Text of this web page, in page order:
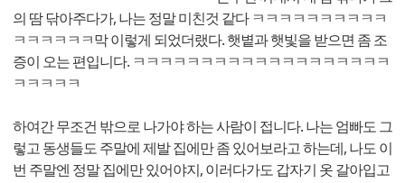
의 땀 닦아주다가, 나는 정말 미친것 같다 ㅋㅋㅋㅋㅋㅋㅋㅋㅋㅋ
ㅋㅋㅋㅋㅋㅋ막 이렇게 되었더랬다. 햇볕과 햇빛을 받으면 좀 조
증이 오는 편입니다. ㅋㅋㅋㅋㅋㅋㅋㅋㅋㅋㅋㅋㅋㅋㅋㅋㅋㅋㅋ
ㅋㅋㅋㅋㅋ
하여간 무조건 밖으로 나가야 하는 사람이 접니다. 나는 엄빠도 그
렇고 동생들도 주말에 제발 집에만 좀 있어보라고 하는데, 나도 이
번 주말엔 정말 집에만 있어야지, 이러다가도 갑자기 옷 갈아입고